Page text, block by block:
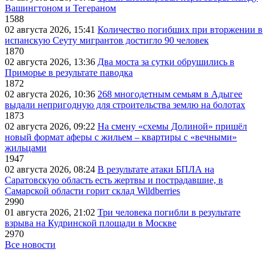
Вашингтоном и Тегераном
1588
02 августа 2026, 15:41 Количество погибших при вторжении в
испанскую Сеуту мигрантов достигло 90 человек
1870
02 августа 2026, 13:36 Два моста за сутки обрушились в
Приморье в результате паводка
1872
02 августа 2026, 10:36 268 многодетным семьям в Адыгее
выдали непригодную для строительства землю на болотах
1873
02 августа 2026, 09:22 На смену «схемы Долиной» пришёл
новый формат аферы с жильем – квартиры с «вечными»
жильцами
1947
02 августа 2026, 08:24 В результате атаки БПЛА на
Саратовскую область есть жертвы и пострадавшие, в
Самарской области горит склад Wildberries
2990
01 августа 2026, 21:02 Три человека погибли в результате
взрыва на Кудринской площади в Москве
2970
Все новости